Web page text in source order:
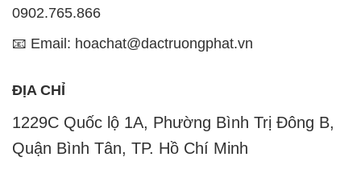
0902.765.866
📧 Email: hoachat@dactruongphat.vn
ĐỊA CHỈ
1229C Quốc lộ 1A, Phường Bình Trị Đông B,
Quận Bình Tân, TP. Hồ Chí Minh